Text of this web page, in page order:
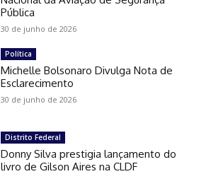
Pública
30 de junho de 2026
Política
Michelle Bolsonaro Divulga Nota de
Esclarecimento
30 de junho de 2026
Distrito Federal
Donny Silva prestigia lançamento do
livro de Gilson Aires na CLDF